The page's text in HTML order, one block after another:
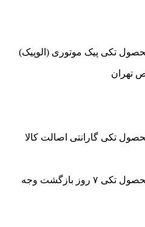
پیک موتوری (الوپیک)
گارانتی اصالت کالا
۷ روز بازگشت وجه